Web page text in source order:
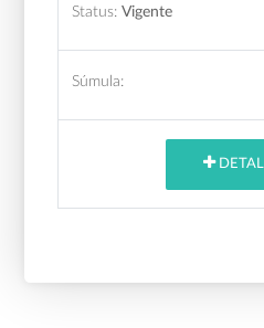
Status: Vigente
Súmula: